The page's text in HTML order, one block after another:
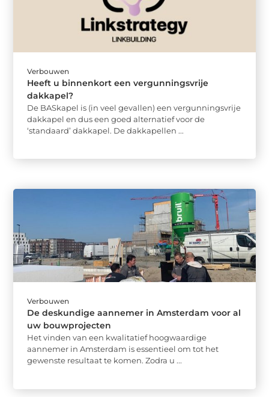
Verbouwen
Heeft u binnenkort een vergunningsvrije
dakkapel?
De BASkapel is (in veel gevallen) een vergunningsvrije
dakkapel en dus een goed alternatief voor de
‘standaard’ dakkapel. De dakkapellen ...
Verbouwen
De deskundige aannemer in Amsterdam voor al
uw bouwprojecten
Het vinden van een kwalitatief hoogwaardige
aannemer in Amsterdam is essentieel om tot het
gewenste resultaat te komen. Zodra u ...